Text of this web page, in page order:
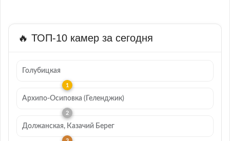
🔥 ТОП-10 камер за сегодня
Голубицкая
Архипо-Осиповка (Геленджик)
Должанская, Казачий Берег